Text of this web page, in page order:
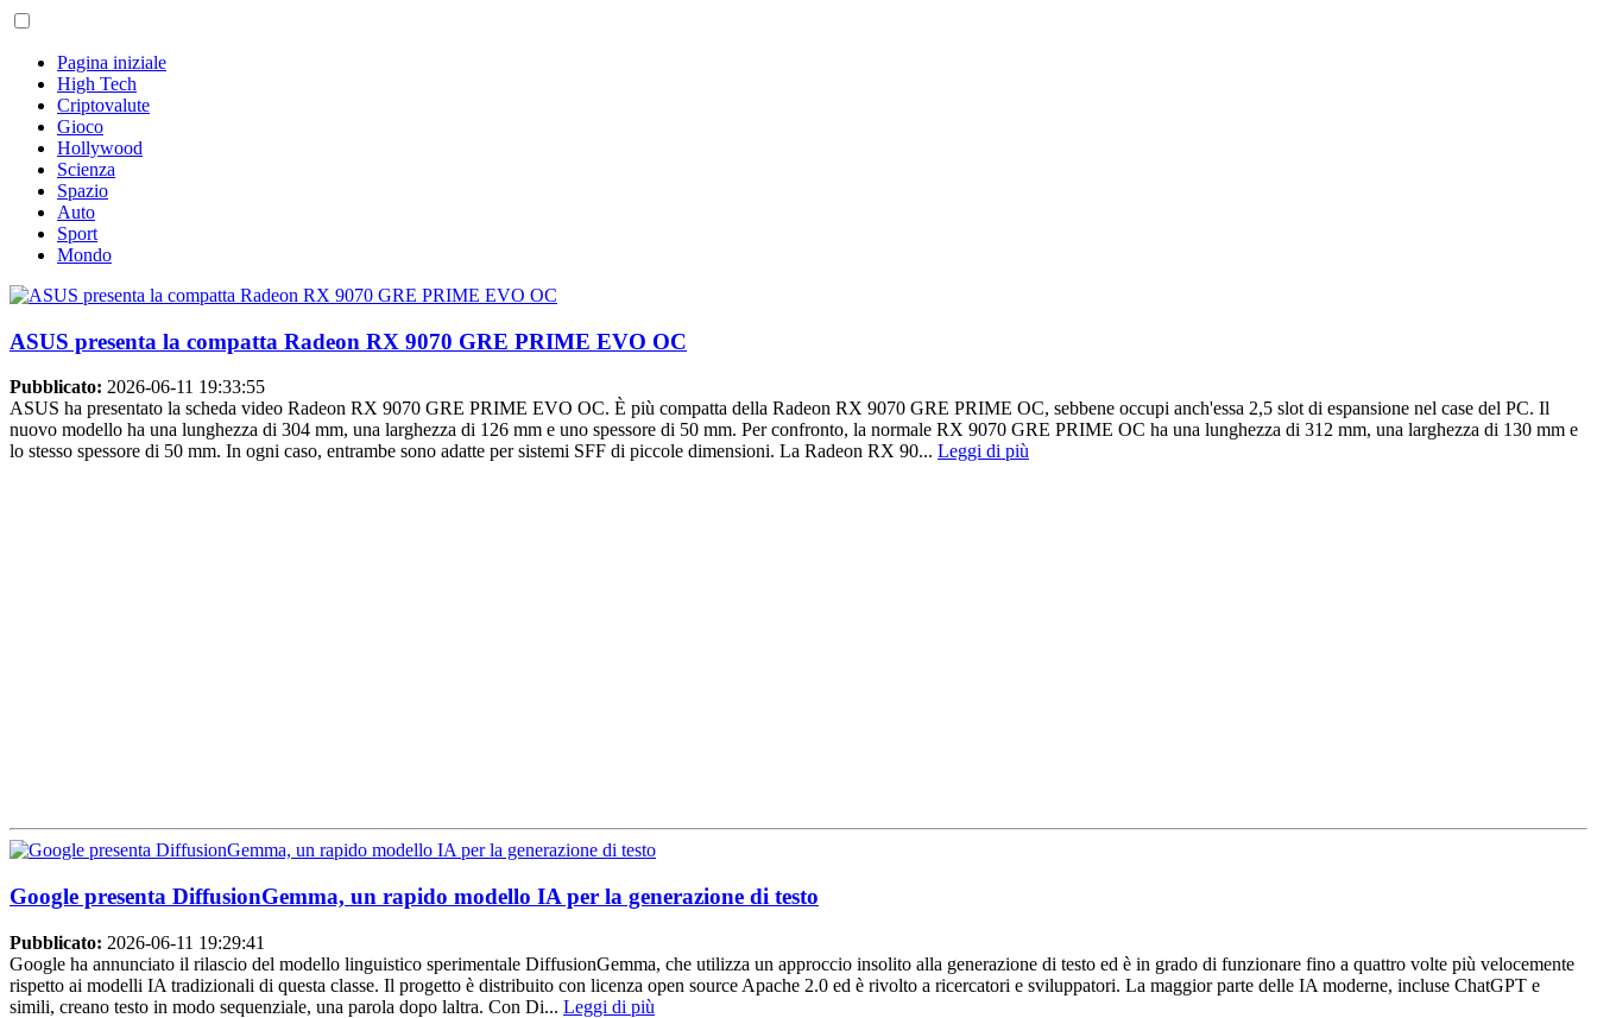
Pagina iniziale
High Tech
Criptovalute
Gioco
Hollywood
Scienza
Spazio
Auto
Sport
Mondo
ASUS presenta la compatta Radeon RX 9070 GRE PRIME EVO OC
Pubblicato: 2026-06-11 19:33:55
ASUS ha presentato la scheda video Radeon RX 9070 GRE PRIME EVO OC. È più compatta della Radeon RX 9070 GRE PRIME OC, sebbene occupi anch'essa 2,5 slot di espansione nel case del PC. Il
nuovo modello ha una lunghezza di 304 mm, una larghezza di 126 mm e uno spessore di 50 mm. Per confronto, la normale RX 9070 GRE PRIME OC ha una lunghezza di 312 mm, una larghezza di 130 mm e
lo stesso spessore di 50 mm. In ogni caso, entrambe sono adatte per sistemi SFF di piccole dimensioni. La Radeon RX 90... Leggi di più
Google presenta DiffusionGemma, un rapido modello IA per la generazione di testo
Pubblicato: 2026-06-11 19:29:41
Google ha annunciato il rilascio del modello linguistico sperimentale DiffusionGemma, che utilizza un approccio insolito alla generazione di testo ed è in grado di funzionare fino a quattro volte più velocemente
rispetto ai modelli IA tradizionali di questa classe. Il progetto è distribuito con licenza open source Apache 2.0 ed è rivolto a ricercatori e sviluppatori. La maggior parte delle IA moderne, incluse ChatGPT e
simili, creano testo in modo sequenziale, una parola dopo laltra. Con Di... Leggi di più